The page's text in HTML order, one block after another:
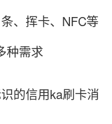
、挥卡、NFC等
种需求
的信用ka刷卡消